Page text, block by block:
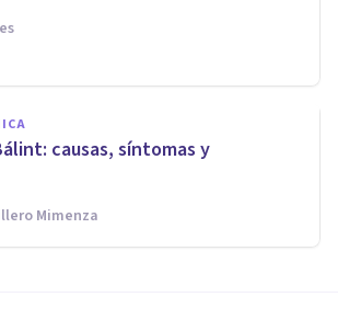
causas, síntomas y
Mimenza